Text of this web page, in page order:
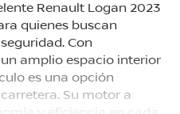
Renault Logan 2023
quienes buscan
Con
amplio espacio interior
es una opción
Su motor a